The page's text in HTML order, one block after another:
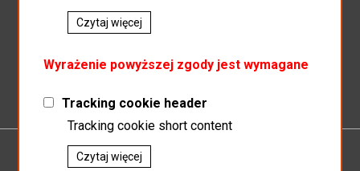
Czytaj więcej
Wyrażenie powyższej zgody jest wymagane
Tracking cookie header
Tracking cookie short content
Czytaj więcej